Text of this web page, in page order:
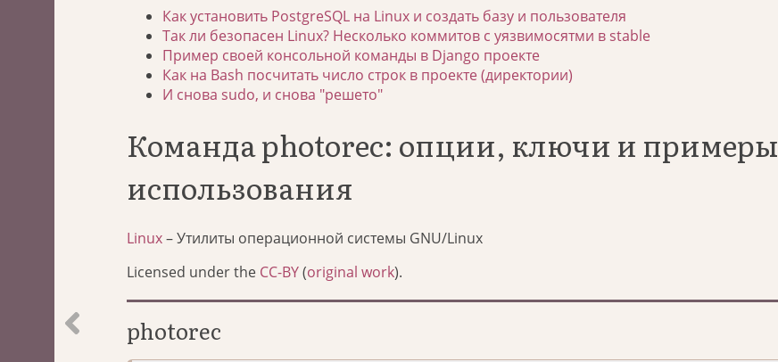
Как установить PostgreSQL на Linux и создать базу и пользователя
Так ли безопасен Linux? Несколько коммитов с уязвимосятми в stable
Пример своей консольной команды в Django проекте
Как на Bash посчитать число строк в проекте (директории)
И снова sudo, и снова "решето"
Команда photorec: опции, ключи и примеры
использования
Linux– Утилиты операционной системы GNU/Linux
Licensed under the CC-BY(original work).
photorec